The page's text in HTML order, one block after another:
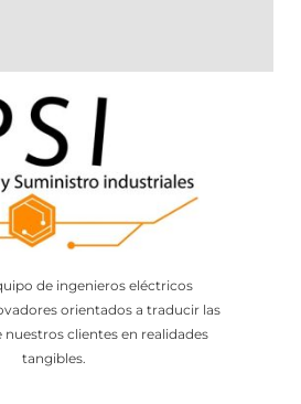
de ingenieros eléctricos
orientados a traducir las
nuestros clientes en realidades
tangibles.